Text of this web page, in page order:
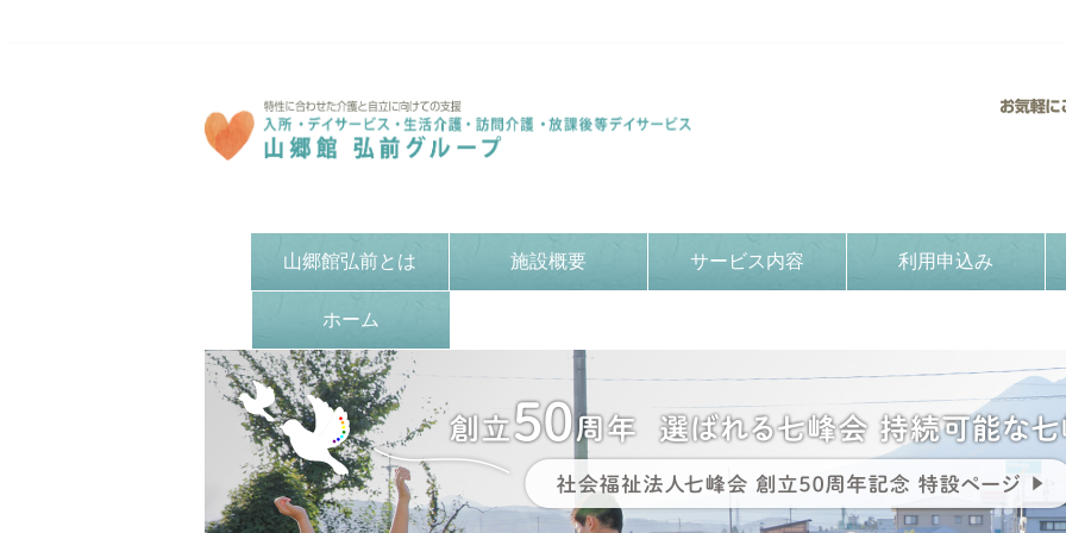
山郷館弘前とは 施設概要 サービス内容 利用申込み
ホーム